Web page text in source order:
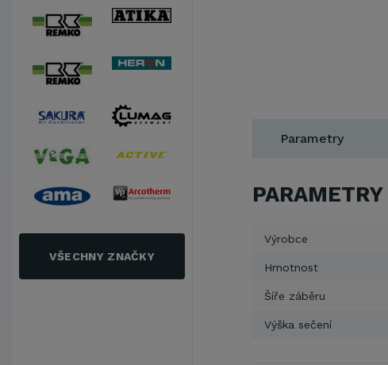
VŠECHNY ZNAČKY
Parametry
PARAMETRY
Výrobce
Hmotnost
Šíře záběru
Výška sečení